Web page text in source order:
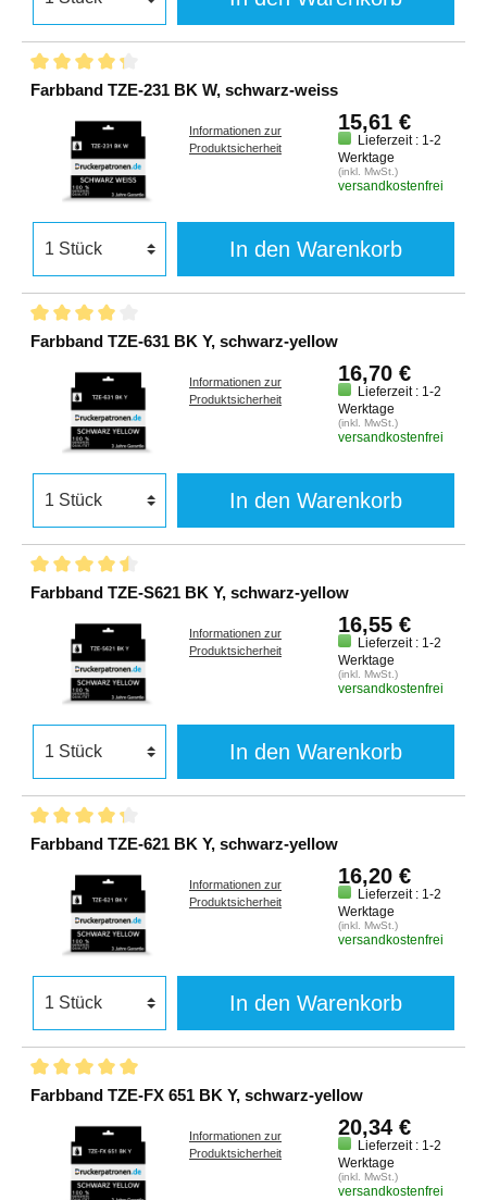
Farbband TZE-231 BK W, schwarz-weiss
Informationen zur
Produktsicherheit
15,61 €
Lieferzeit : 1-2
Werktage
(inkl. MwSt.)
versandkostenfrei
In den Warenkorb
Farbband TZE-631 BK Y, schwarz-yellow
Informationen zur
Produktsicherheit
16,70 €
Lieferzeit : 1-2
Werktage
(inkl. MwSt.)
versandkostenfrei
In den Warenkorb
Farbband TZE-S621 BK Y, schwarz-yellow
Informationen zur
Produktsicherheit
16,55 €
Lieferzeit : 1-2
Werktage
(inkl. MwSt.)
versandkostenfrei
In den Warenkorb
Farbband TZE-621 BK Y, schwarz-yellow
Informationen zur
Produktsicherheit
16,20 €
Lieferzeit : 1-2
Werktage
(inkl. MwSt.)
versandkostenfrei
In den Warenkorb
Farbband TZE-FX 651 BK Y, schwarz-yellow
Informationen zur
Produktsicherheit
20,34 €
Lieferzeit : 1-2
Werktage
(inkl. MwSt.)
versandkostenfrei